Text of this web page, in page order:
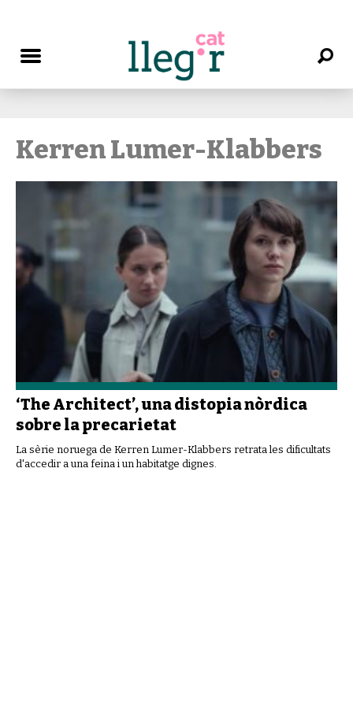
Kerren Lumer-Klabbers
‘The Architect’, una distopia nòrdica
sobre la precarietat
La sèrie noruega de Kerren Lumer-Klabbers retrata les dificultats
d'accedir a una feina i un habitatge dignes.